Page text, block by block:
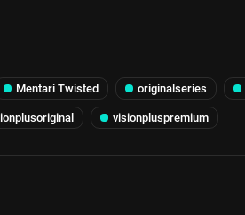
Mentari Twisted originalseries
visionpluspremium